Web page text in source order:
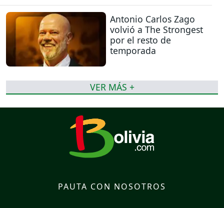
Antonio Carlos Zago
volvió a The Strongest
por el resto de
temporada
VER MÁS +
PAUTA CON NOSOTROS